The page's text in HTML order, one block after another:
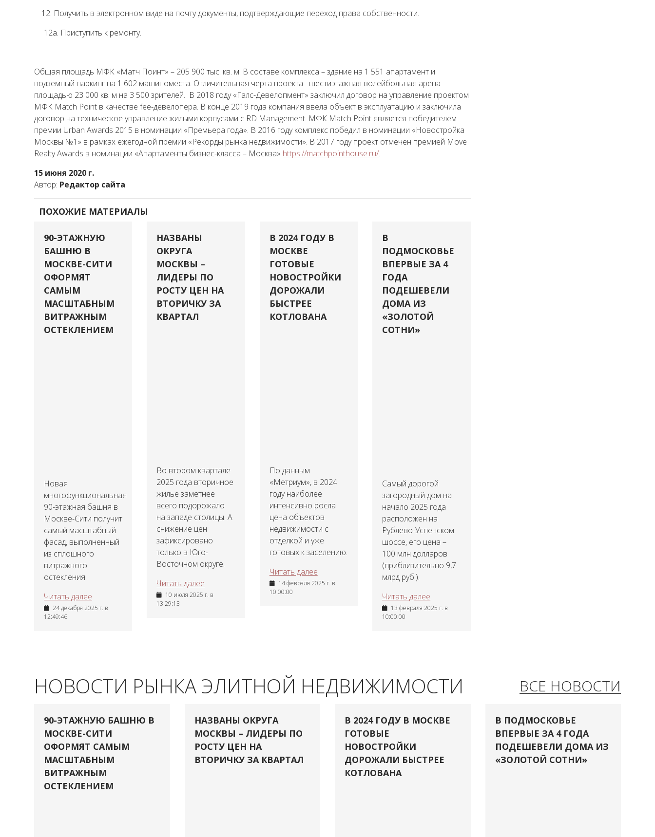
Получить в электронном виде на почту документы, подтверждающие переход права собственности.
12а. Приступить к ремонту.
Общая площадь МФК «Матч Поинт» – 205 900 тыс. кв. м. В составе комплекса – здание на 1 551 апартамент и
подземный паркинг на 1 602 машиноместа. Отличительная черта проекта –шестиэтажная волейбольная арена
площадью 23 000 кв. м на 3 500 зрителей. В 2018 году «Галс-Девелопмент» заключил договор на управление проектом
МФК Match Point в качестве fee-девелопера. В конце 2019 года компания ввела объект в эксплуатацию и заключила
договор на техническое управление жилыми корпусами с RD Management. МФК Match Point является победителем
премии Urban Awards 2015 в номинации «Премьера года». В 2016 году комплекс победил в номинации «Новостройка
Москвы №1» в рамках ежегодной премии «Рекорды рынка недвижимости». В 2017 году проект отмечен премией Move
Realty Awards в номинации «Апартаменты бизнес-класса – Москва» https://matchpointhouse.ru/.
15 июня 2020 г.
Автор: Редактор сайта
ПОХОЖИЕ МАТЕРИАЛЫ
90-ЭТАЖНУЮ
БАШНЮ В
МОСКВЕ-СИТИ
ОФОРМЯТ
САМЫМ
МАСШТАБНЫМ
ВИТРАЖНЫМ
ОСТЕКЛЕНИЕМ
Новая
многофункциональная
90-этажная башня в
Москве-Сити получит
самый масштабный
фасад, выполненный
из сплошного
витражного
остекления.
Читать далее
24 декабря 2025 г. в
12:49:46
НАЗВАНЫ
ОКРУГА
МОСКВЫ –
ЛИДЕРЫ ПО
РОСТУ ЦЕН НА
ВТОРИЧКУ ЗА
КВАРТАЛ
Во втором квартале
2025 года вторичное
жилье заметнее
всего подорожало
на западе столицы. А
снижение цен
зафиксировано
только в Юго-
Восточном округе.
Читать далее
10 июля 2025 г. в
13:29:13
В 2024 ГОДУ В
МОСКВЕ
ГОТОВЫЕ
НОВОСТРОЙКИ
ДОРОЖАЛИ
БЫСТРЕЕ
КОТЛОВАНА
По данным
«Метриум», в 2024
году наиболее
интенсивно росла
цена объектов
недвижимости с
отделкой и уже
готовых к заселению.
Читать далее
14 февраля 2025 г. в
10:00:00
В
ПОДМОСКОВЬЕ
ВПЕРВЫЕ ЗА 4
ГОДА
ПОДЕШЕВЕЛИ
ДОМА ИЗ
«ЗОЛОТОЙ
СОТНИ»
Самый дорогой
загородный дом на
начало 2025 года
расположен на
Рублево-Успенском
шоссе, его цена –
100 млн долларов
(приблизительно 9,7
млрд руб.).
Читать далее
13 февраля 2025 г. в
10:00:00
ВСЕ НОВОСТИ
НОВОСТИ РЫНКА ЭЛИТНОЙ НЕДВИЖИМОСТИ
90-ЭТАЖНУЮ БАШНЮ В
МОСКВЕ-СИТИ
ОФОРМЯТ САМЫМ
МАСШТАБНЫМ
ВИТРАЖНЫМ
ОСТЕКЛЕНИЕМ
НАЗВАНЫ ОКРУГА
МОСКВЫ – ЛИДЕРЫ ПО
РОСТУ ЦЕН НА
ВТОРИЧКУ ЗА КВАРТАЛ
В 2024 ГОДУ В МОСКВЕ
ГОТОВЫЕ
НОВОСТРОЙКИ
ДОРОЖАЛИ БЫСТРЕЕ
КОТЛОВАНА
В ПОДМОСКОВЬЕ
ВПЕРВЫЕ ЗА 4 ГОДА
ПОДЕШЕВЕЛИ ДОМА ИЗ
«ЗОЛОТОЙ СОТНИ»